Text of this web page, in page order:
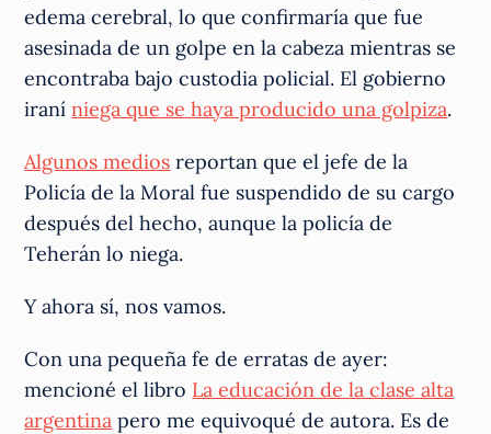
edema cerebral, lo que confirmaría que fue
asesinada de un golpe en la cabeza mientras se
encontraba bajo custodia policial. El gobierno
iraníniega que se haya producido una golpiza.
Algunos medios reportan que el jefe de la
Policía de la Moral fue suspendido de su cargo
después del hecho, aunque la policía de
Teherán lo niega.
Y ahora sí, nos vamos.
Con una pequeña fe de erratas de ayer:
mencioné el libro La educación de la clase alta
argentina pero me equivoqué de autora. Es de